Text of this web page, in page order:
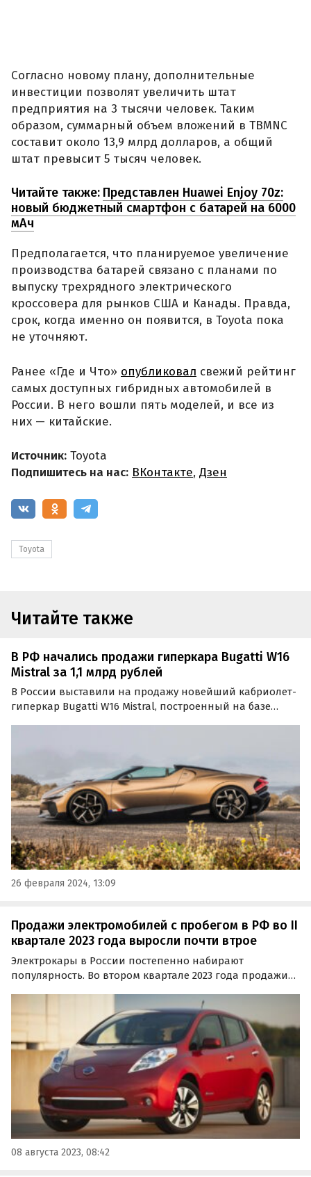
Согласно новому плану, дополнительные
инвестиции позволят увеличить штат
предприятия на 3 тысячи человек. Таким
образом, суммарный объем вложений в TBMNC
составит около 13,9 млрд долларов, а общий
штат превысит 5 тысяч человек.
Читайте также: Представлен Huawei Enjoy 70z:
новый бюджетный смартфон с батарей на 6000
мАч
Предполагается, что планируемое увеличение
производства батарей связано с планами по
выпуску трехрядного электрического
кроссовера для рынков США и Канады. Правда,
срок, когда именно он появится, в Toyota пока
не уточняют.
Ранее «Где и Что» опубликовал свежий рейтинг
самых доступных гибридных автомобилей в
России. В него вошли пять моделей, и все из
них — китайские.
Источник: Toyota
Подпишитесь на нас: ВКонтакте, Дзен
Toyota
Читайте также
В РФ начались продажи гиперкара Bugatti W16
Mistral за 1,1 млрд рублей
В России выставили на продажу новейший кабриолет-
гиперкар Bugatti W16 Mistral, построенный на базе
26 февраля 2024, 13:09
Продажи электромобилей с пробегом в РФ во II
квартале 2023 года выросли почти втрое
Электрокары в России постепенно набирают
популярность. Во втором квартале 2023 года продажи
выросли на 182,5% по сравнению с аналогичным
периодом прошлого года, сообщают «Автоновости
дня» со ссылкой на…
08 августа 2023, 08:42